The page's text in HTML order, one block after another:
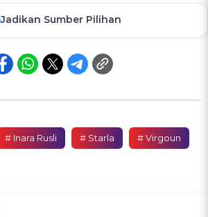
Jadikan Sumber Pilihan
# Inara Rusli # Starla # Virgoun